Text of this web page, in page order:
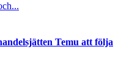
Temu att följa